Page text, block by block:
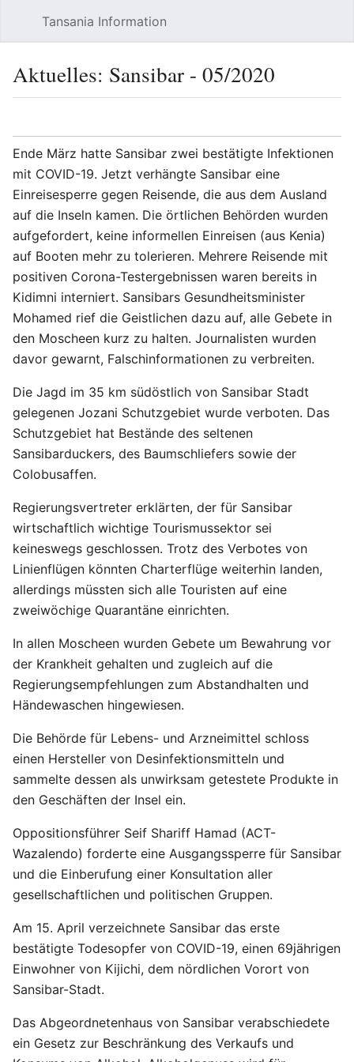
Tansania Information
Aktuelles: Sansibar - 05/2020
Ende März hatte Sansibar zwei bestätigte Infektionen
mit COVID-19. Jetzt verhängte Sansibar eine
Einreisesperre gegen Reisende, die aus dem Ausland
auf die Inseln kamen. Die örtlichen Behörden wurden
aufgefordert, keine informellen Einreisen (aus Kenia)
auf Booten mehr zu tolerieren. Mehrere Reisende mit
positiven Corona-Testergebnissen waren bereits in
Kidimni interniert. Sansibars Gesundheitsminister
Mohamed rief die Geistlichen dazu auf, alle Gebete in
den Moscheen kurz zu halten. Journalisten wurden
davor gewarnt, Falschinformationen zu verbreiten.
Die Jagd im 35 km südöstlich von Sansibar Stadt
gelegenen Jozani Schutzgebiet wurde verboten. Das
Schutzgebiet hat Bestände des seltenen
Sansibarduckers, des Baumschliefers sowie der
Colobusaffen.
Regierungsvertreter erklärten, der für Sansibar
wirtschaftlich wichtige Tourismussektor sei
keineswegs geschlossen. Trotz des Verbotes von
Linienflügen könnten Charterflüge weiterhin landen,
allerdings müssten sich alle Touristen auf eine
zweiwöchige Quarantäne einrichten.
In allen Moscheen wurden Gebete um Bewahrung vor
der Krankheit gehalten und zugleich auf die
Regierungsempfehlungen zum Abstandhalten und
Händewaschen hingewiesen.
Die Behörde für Lebens- und Arzneimittel schloss
einen Hersteller von Desinfektionsmitteln und
sammelte dessen als unwirksam getestete Produkte in
den Geschäften der Insel ein.
Oppositionsführer Seif Shariff Hamad (ACT-
Wazalendo) forderte eine Ausgangssperre für Sansibar
und die Einberufung einer Konsultation aller
gesellschaftlichen und politischen Gruppen.
Am 15. April verzeichnete Sansibar das erste
bestätigte Todesopfer von COVID-19, einen 69jährigen
Einwohner von Kijichi, dem nördlichen Vorort von
Sansibar-Stadt.
Das Abgeordnetenhaus von Sansibar verabschiedete
ein Gesetz zur Beschränkung des Verkaufs und